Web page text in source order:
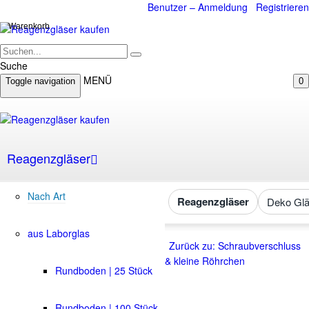
Benutzer – Anmeldung Registrieren
Suche
0
Warenkorb
Toggle navigation MENÜ
Reagenzgläser
Nach Art
aus Laborglas
Rundboden | 25 Stück
Reagenzgläser Deko
Zurück zu: Schraubverschluss
& kleine Röhrchen